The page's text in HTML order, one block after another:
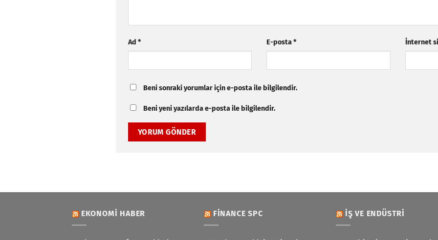
Ad * E-posta* İnternet
Beni sonraki yorumlar için e-posta ile bilgilendir.
Beni yeni yazılarda e-posta ile bilgilendir.
EKONOMI HABER FINANCE SPC İŞ VE ENDÜSTRI